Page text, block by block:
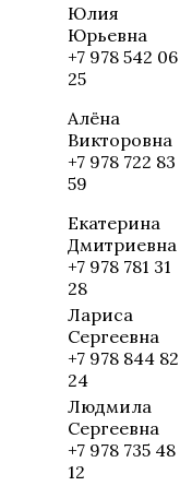
Юлия
Юрьевна
+7 978 542 06
25
Алёна
Викторовна
+7 978 722 83
59
Екатерина
Дмитриевна
+7 978 781 31
28
Лариса
Сергеевна
+7 978 844 82
24
Людмила
Сергеевна
+7 978 735 48
12